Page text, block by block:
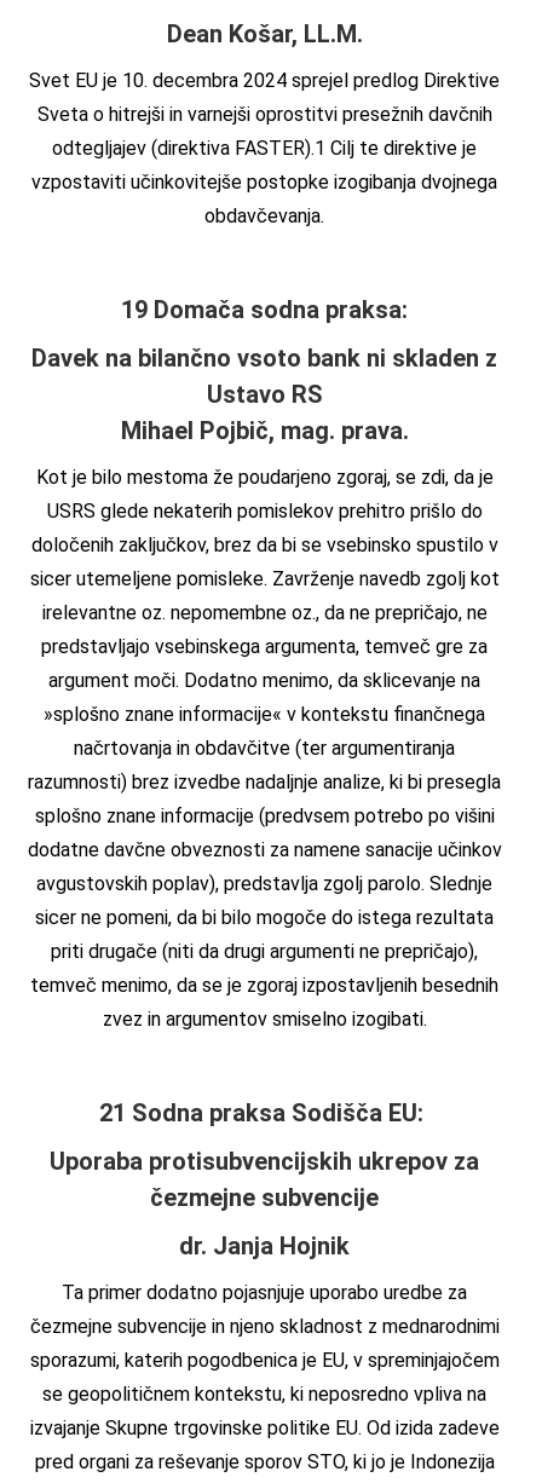
Dean Košar, LL.M.
Svet EU je 10. decembra 2024 sprejel predlog Direktive
Sveta o hitrejši in varnejši oprostitvi presežnih davčnih
odtegljajev (direktiva FASTER).1 Cilj te direktive je
vzpostaviti učinkovitejše postopke izogibanja dvojnega
obdavčevanja.
19 Domača sodna praksa:
Davek na bilančno vsoto bank ni skladen z
Ustavo RS
Mihael Pojbič, mag. prava.
Kot je bilo mestoma že poudarjeno zgoraj, se zdi, da je
USRS glede nekaterih pomislekov prehitro prišlo do
določenih zaključkov, brez da bi se vsebinsko spustilo v
sicer utemeljene pomisleke. Zavrženje navedb zgolj kot
irelevantne oz. nepomembne oz., da ne prepričajo, ne
predstavljajo vsebinskega argumenta, temveč gre za
argument moči. Dodatno menimo, da sklicevanje na
»splošno znane informacije« v kontekstu finančnega
načrtovanja in obdavčitve (ter argumentiranja
razumnosti) brez izvedbe nadaljnje analize, ki bi presegla
splošno znane informacije (predvsem potrebo po višini
dodatne davčne obveznosti za namene sanacije učinkov
avgustovskih poplav), predstavlja zgolj parolo. Slednje
sicer ne pomeni, da bi bilo mogoče do istega rezultata
priti drugače (niti da drugi argumenti ne prepričajo),
temveč menimo, da se je zgoraj izpostavljenih besednih
zvez in argumentov smiselno izogibati.
21 Sodna praksa Sodišča EU:
Uporaba protisubvencijskih ukrepov za
čezmejne subvencije
dr. Janja Hojnik
Ta primer dodatno pojasnjuje uporabo uredbe za
čezmejne subvencije in njeno skladnost z mednarodnimi
sporazumi, katerih pogodbenica je EU, v spreminjajočem
se geopolitičnem kontekstu, ki neposredno vpliva na
izvajanje Skupne trgovinske politike EU. Od izida zadeve
pred organi za reševanje sporov STO, ki jo je Indonezija